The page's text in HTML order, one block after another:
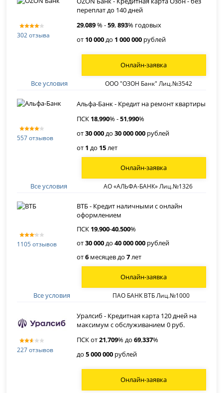
302 отзыва
переплат до 140 дней
29,089% -59,893% годовых
от 10 000до 1 000 000 рублей
Все условия ООО "ОЗОН Банк" Лиц.№3542
Онлайн-заявка
557 отзывов
Альфа-Банк - Кредит на ремонт квартиры
ПСК 18,990% -51,990%
от30 000до30 000 000 рублей
от 1 до 15 лет
Все условия АО «АЛЬФА-БАНК» Лиц.№1326
Онлайн-заявка
1105 отзывов
ВТБ - Кредит наличными с онлайн
оформлением
ПСК 19,900-40,500%
от30 000до40 000 000 рублей
от6 месяцев до7лет
Все условия ПАО БАНК ВТБ Лиц.№1000
Онлайн-заявка
227 отзывов
Уралсиб - Кредитная карта 120 дней на
максимум с обслуживанием 0 руб.
ПСК от21,709% до69,337%
до5 000 000 рублей
Онлайн-заявка